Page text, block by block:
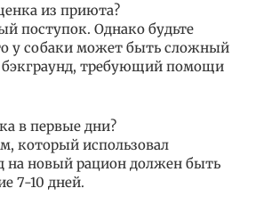
из приюта?
поступок. Однако будьте
у собаки может быть сложный
бэкграунд, требующий помощи
в первые дни?
который использовал
на новый рацион должен быть
7-10 дней.